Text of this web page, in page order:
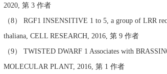
2020, 第 3 作者
（8） RGF1 INSENSITIVE 1 to 5, a group of LRR
thaliana, CELL RESEARCH, 2016, 第 9 作者
（9） TWISTED DWARF 1 Associates with
MOLECULAR PLANT, 2016, 第 1 作者